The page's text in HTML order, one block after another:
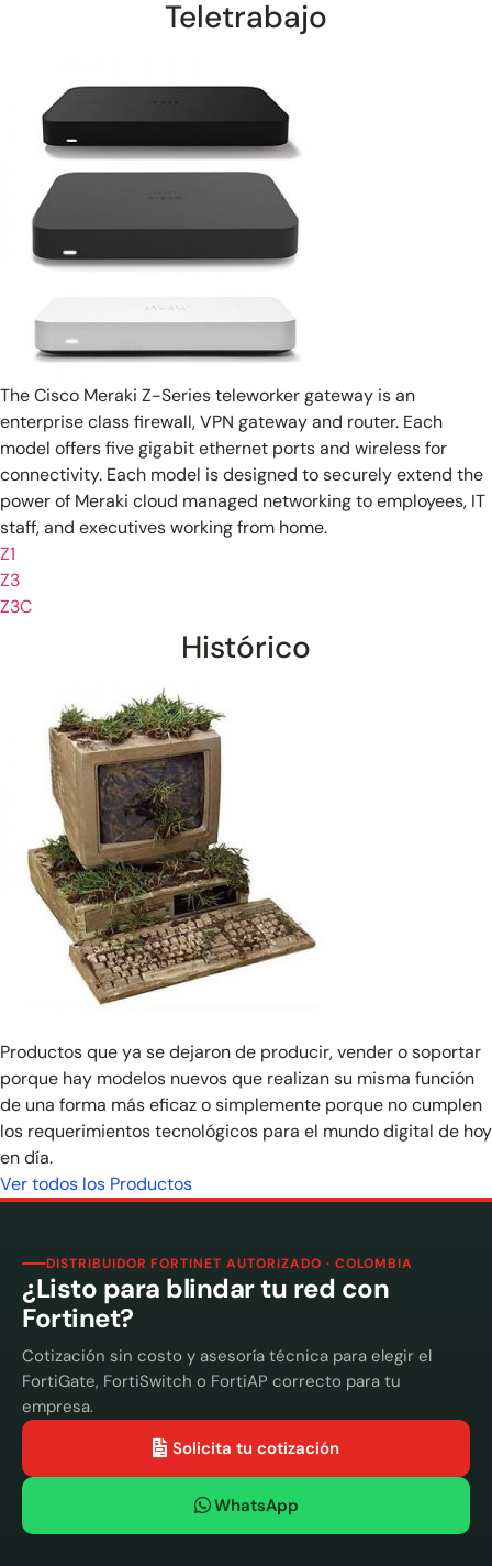
Teletrabajo
The Cisco Meraki Z-Series teleworker gateway is an
enterprise class firewall, VPN gateway and router. Each
model offers five gigabit ethernet ports and wireless for
connectivity. Each model is designed to securely extend the
power of Meraki cloud managed networking to employees, IT
staff, and executives working from home.
Z1
Z3
Z3C
Histórico
Productos que ya se dejaron de producir, vender o soportar
porque hay modelos nuevos que realizan su misma función
de una forma más eficaz o simplemente porque no cumplen
los requerimientos tecnológicos para el mundo digital de hoy
en día.
Ver todos los Productos
DISTRIBUIDOR FORTINET AUTORIZADO · COLOMBIA
¿Listo para blindar tu red con
Fortinet?
Cotización sin costo y asesoría técnica para elegir el
FortiGate, FortiSwitch o FortiAP correcto para tu
empresa.
Solicita tu cotización
WhatsApp